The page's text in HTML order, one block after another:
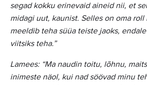
segad kokku erinevaid aineid nii, et
midagi uut, kaunist. Selles on oma
meeldib teha süüa teiste jaoks,
viitsiks teha.”
Lamees: “Ma naudin toitu, lõhnu,
inimeste näol, kui nad söövad minu